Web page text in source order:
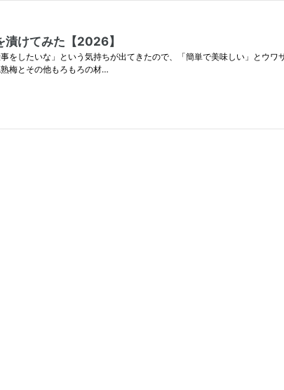
漬けてみた【2026】
をしたいな」という気持ちが出てきたので、「簡単で美味しい」とウ
梅とその他もろもろの材…